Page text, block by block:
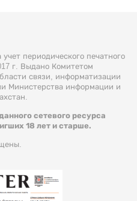
периодического печатного
г. Выдано Комитетом
связи, информатизации
Министерства информации и
сетевого ресурса
18 лет и старше.